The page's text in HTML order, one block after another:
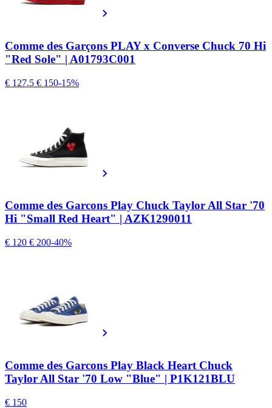
Comme des Garçons PLAY x Converse Chuck 70 Hi
"Red Sole" | A01793C001
€ 127.5 € 150-15%
Comme des Garcons Play Chuck Taylor All Star '70
Hi "Small Red Heart" | AZK1290011
€ 120 € 200-40%
Comme des Garcons Play Black Heart Chuck
Taylor All Star '70 Low "Blue" | P1K121BLU
€ 150